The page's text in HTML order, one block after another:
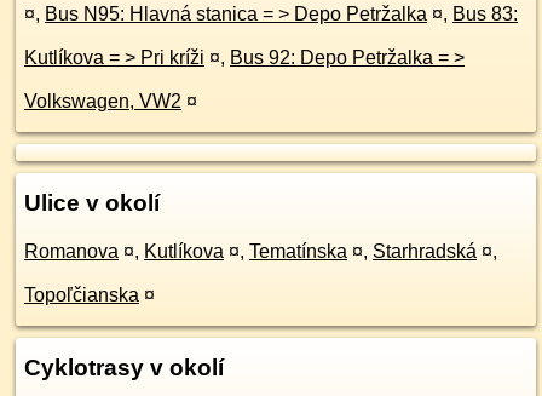
¤, Bus N95: Hlavná stanica = > Depo Petržalka ¤, Bus 83:
Kutlíkova = > Pri kríži ¤, Bus 92: Depo Petržalka = >
Volkswagen, VW2 ¤
Ulice v okolí
Romanova ¤, Kutlíkova ¤, Tematínska ¤, Starhradská ¤,
Topoľčianska ¤
Cyklotrasy v okolí